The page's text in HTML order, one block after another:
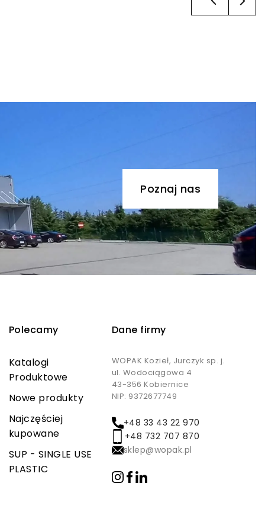
Poznaj nas
Dane firmy
WOPAK Kozieł, Jurczyk sp. j.
ul. Wodociągowa 4
43-356 Kobiernice
NIP: 9372677749
+48 33 43 22 970
+48 732 707 870
sklep@wopak.pl
Polecamy
Katalogi
Produktowe
Nowe produkty
Najczęściej
kupowane
SUP - SINGLE USE
PLASTIC